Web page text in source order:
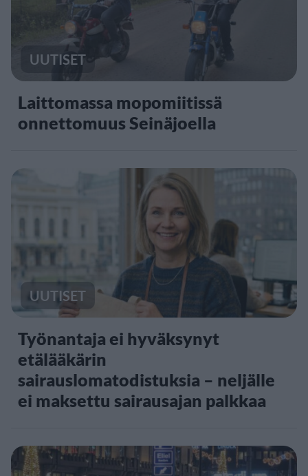
UUTISET
Laittomassa mopomiitissä
onnettomuus Seinäjoella
UUTISET
Työnantaja ei hyväksynyt
etälääkärin
sairauslomatodistuksia – neljälle
ei maksettu sairausajan palkkaa